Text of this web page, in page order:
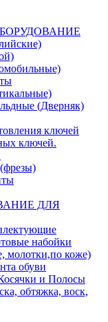
(Дверняк)
ключей
ключей.
ДЛЯ
набойки
молотки,по коже)
обуви
и Полосы
обтяжка, воск,